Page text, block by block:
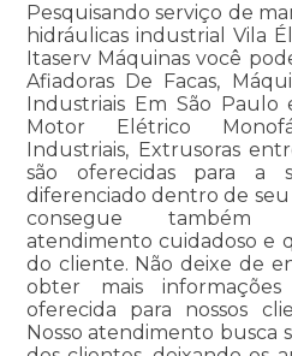
Pesquisando serviço de
hidráulicas industrial Vila
Itaserv Máquinas você
Afiadoras De Facas,
Industriais Em São Paulo
Motor Elétrico
Industriais, Extrusoras
são oferecidas para a
diferenciado dentro de
consegue também
atendimento cuidadoso e
do cliente. Não deixe de
obter mais
oferecida para nossos
Nosso atendimento busca